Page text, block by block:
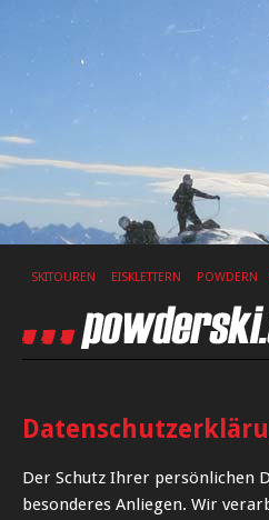
SKITOUREN EISKLETTERN POWDERN
Der Schutz Ihrer persönlichen
besonderes Anliegen. Wir